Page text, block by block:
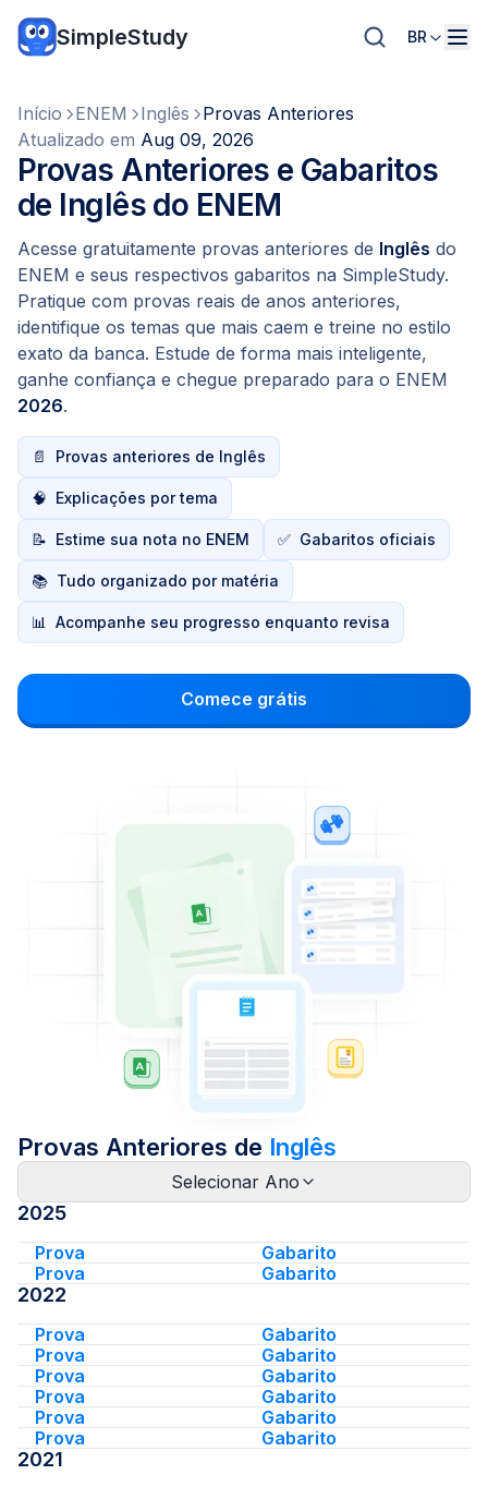
SimpleStudy BR
Início ENEM Inglês
Provas Anteriores
Atualizado em Aug 09, 2026
Provas Anteriores e Gabaritos
de Inglês do ENEM
Acesse gratuitamente provas anteriores de Inglês do
ENEM e seus respectivos gabaritos na SimpleStudy.
Pratique com provas reais de anos anteriores,
identifique os temas que mais caem e treine no estilo
exato da banca. Estude de forma mais inteligente,
ganhe confiança e chegue preparado para o ENEM
2026.
📄 Provas anteriores de Inglês
🧠 Explicações por tema
📝 Estime sua nota no ENEM ✅ Gabaritos oficiais
📚 Tudo organizado por matéria
📊 Acompanhe seu progresso enquanto revisa
Comece grátis
Provas Anteriores de Inglês
Selecionar Ano
2025
Prova
Gabarito
Prova
Gabarito
2022
Prova
Gabarito
Prova
Gabarito
Prova
Gabarito
Prova
Gabarito
Prova
Gabarito
Prova
Gabarito
2021